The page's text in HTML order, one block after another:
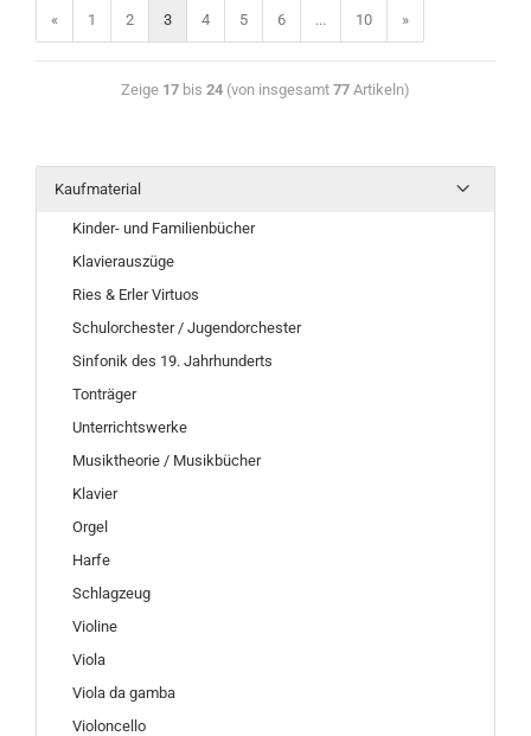
« 1 2 3 4 5 6 ... 10 »
Zeige 17 bis 24 (von insgesamt 77 Artikeln)
Kaufmaterial
Kinder- und Familienbücher
Klavierauszüge
Ries & Erler Virtuos
Schulorchester / Jugendorchester
Sinfonik des 19. Jahrhunderts
Tonträger
Unterrichtswerke
Musiktheorie / Musikbücher
Klavier
Orgel
Harfe
Schlagzeug
Violine
Viola
Viola da gamba
Violoncello